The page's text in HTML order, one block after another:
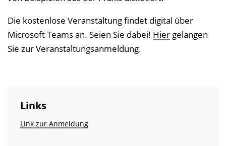
Die kostenlose Veranstaltung findet digital über
Microsoft Teams an. Seien Sie dabei! Hier gelangen
Sie zur Veranstaltungsanmeldung.
Links
Link zur Anmeldung